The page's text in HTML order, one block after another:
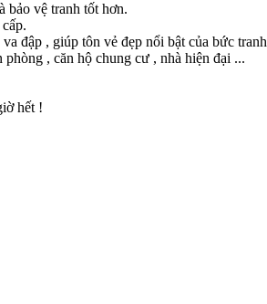
bảo vệ tranh tốt hơn.
đập , giúp tôn vẻ đẹp nổi bật của bức tranh
, căn hộ chung cư , nhà hiện đại ...
hết !